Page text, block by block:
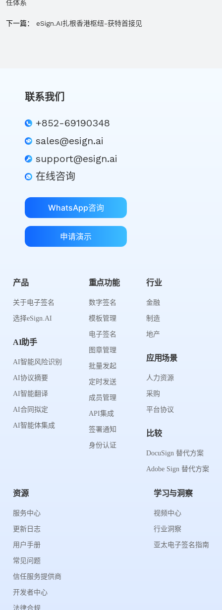
任体系
下一篇： eSign.AI扎根香港枢纽-获特首接见
联系我们
+852-69190348
sales@esign.ai
support@esign.ai
在线咨询
WhatsApp咨询
申请演示
产品
关于电子签名
选择eSign.AI
AI助手
AI智能风险识别
AI协议摘要
AI智能翻译
AI合同拟定
AI智能体集成
重点功能
数字签名
模板管理
电子签名
图章管理
批量发起
定时发送
成员管理
API集成
签署通知
身份认证
行业
金融
制造
地产
应用场景
人力资源
采购
平台协议
比较
DocuSign 替代方案
Adobe Sign 替代方案
资源
服务中心
更新日志
用户手册
常见问题
信任服务提供商
开发者中心
法律合规
学习与洞察
视频中心
行业洞察
亚太电子签名指南